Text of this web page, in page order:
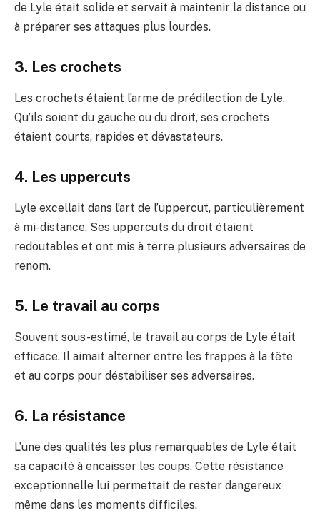
de Lyle était solide et servait à maintenir la distance ou
à préparer ses attaques plus lourdes.
3. Les crochets
Les crochets étaient l’arme de prédilection de Lyle.
Qu’ils soient du gauche ou du droit, ses crochets
étaient courts, rapides et dévastateurs.
4. Les uppercuts
Lyle excellait dans l’art de l’uppercut, particulièrement
à mi-distance. Ses uppercuts du droit étaient
redoutables et ont mis à terre plusieurs adversaires de
renom.
5. Le travail au corps
Souvent sous-estimé, le travail au corps de Lyle était
efficace. Il aimait alterner entre les frappes à la tête
et au corps pour déstabiliser ses adversaires.
6. La résistance
L’une des qualités les plus remarquables de Lyle était
sa capacité à encaisser les coups. Cette résistance
exceptionnelle lui permettait de rester dangereux
même dans les moments difficiles.